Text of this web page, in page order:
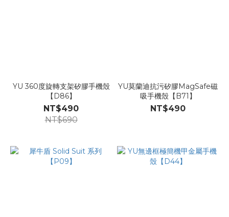
YU 360度旋轉支架矽膠手機殼
【D86】
NT$490
NT$690
YU莫蘭迪抗污矽膠MagSafe磁
吸手機殼【B71】
NT$490